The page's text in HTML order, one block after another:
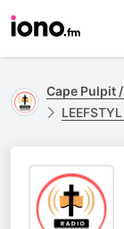
Cape Pulpit
LEEFSTYL